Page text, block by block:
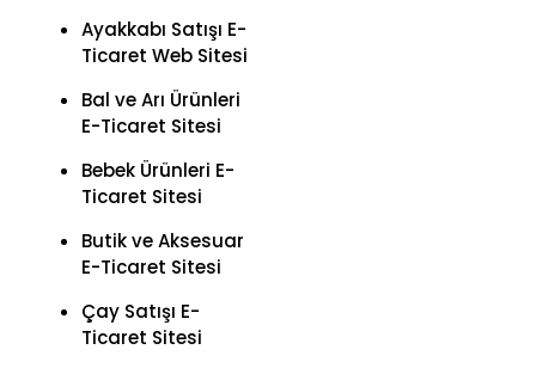
Ayakkabı Satışı E-
Ticaret Web Sitesi
Bal ve Arı Ürünleri
E-Ticaret Sitesi
Bebek Ürünleri E-
Ticaret Sitesi
Butik ve Aksesuar
E-Ticaret Sitesi
Çay Satışı E-
Ticaret Sitesi